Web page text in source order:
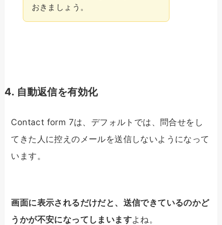
おきましょう。
4. 自動返信を有効化
Contact form 7は、デフォルトでは、問合せをし
てきた人に控えのメールを送信しないようになって
います。
画面に表示されるだけだと、送信できているのかど
うかが不安になってしまいますよね。